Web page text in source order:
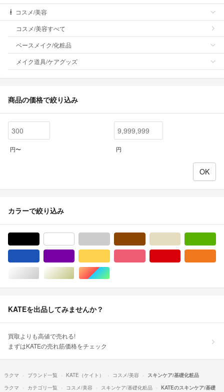
コスメ/美容
コスメ/美容すべて
ベースメイク/化粧品
メイク道具/ケアグッズ
商品の価格で絞り込み
円〜 円
カラーで絞り込み
シルバー/銀色系ゴールド/金色系マルチカラー
KATEを出品してみませんか？
買取よりも高値で売れる!
まずはKATEの売れ筋価格をチェック
ラクマ ブランド一覧 KATE（ケイト） コスメ/美容
スキンケア/基礎化粧品
ラクマ
カテゴリ一覧 コスメ/美容 スキンケア/基礎化粧品
KATEのスキンケア/基礎